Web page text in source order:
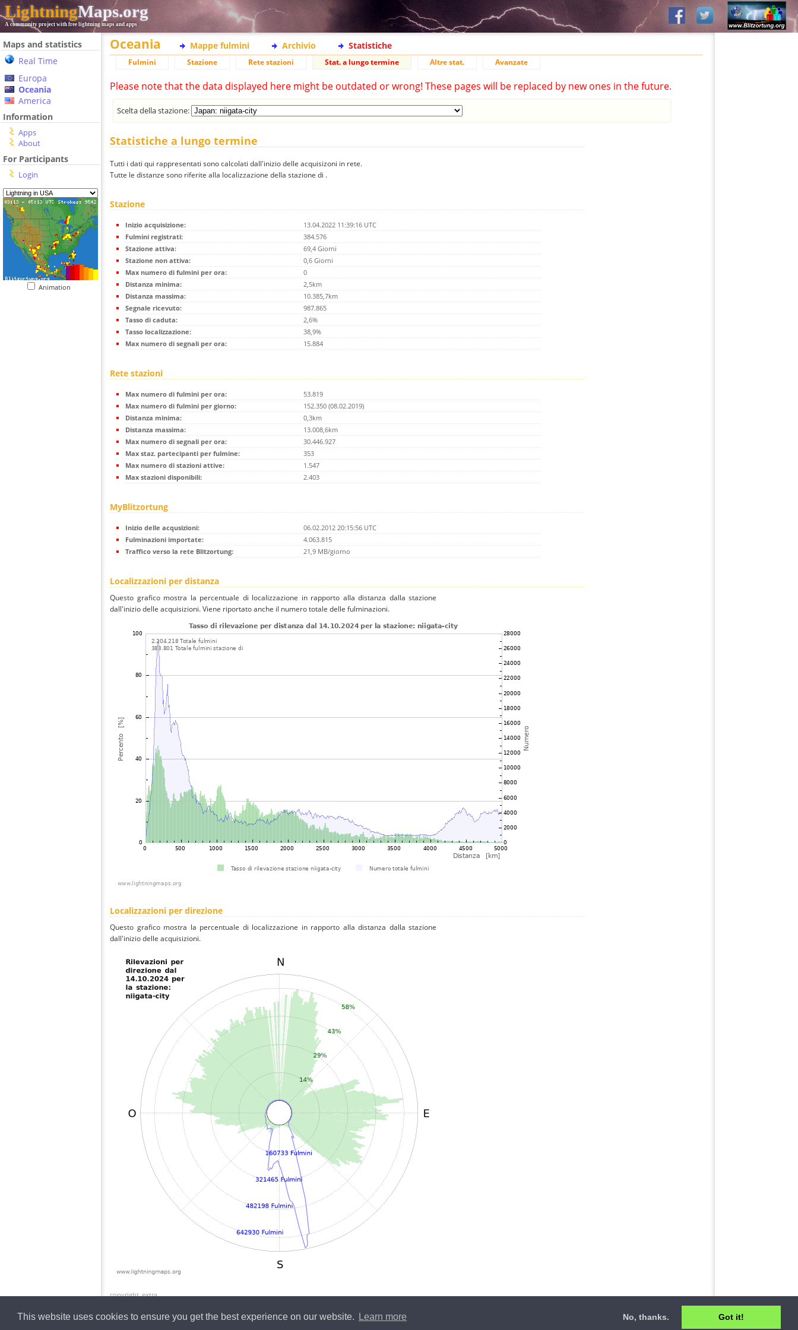
This website uses cookies to ensure you get the best experience on our website. Learn more No, thanks. Got it!
LightningMaps.org
A community project with free lightning maps and apps
Maps and statistics
Real Time
Europa
Oceania
America
Information
Apps
About
For Participants
Login
Animation
Oceania Mappe fulmini Archivio Statistiche
Fulmini Stazione Rete stazioni Stat. a lungo termine Altre stat. Avanzate
Please note that the data displayed here might be outdated or wrong! These pages will be replaced by new ones in the future.
Scelta della stazione:
Statistiche a lungo termine
Tutti i dati qui rappresentati sono calcolati dall'inizio delle acquisizoni in rete.
Tutte le distanze sono riferite alla localizzazione della stazione di .
Stazione
Inizio acquisizione:
13.04.2022 11:39:16 UTC
Fulmini registrati:
384.576
Stazione attiva:
69,4 Giorni
Stazione non attiva:
0,6 Giorni
Max numero di fulmini per ora:
0
Distanza minima:
2,5km
Distanza massima:
10.385,7km
Segnale ricevuto:
987.865
Tasso di caduta:
2,6%
Tasso localizzazione:
38,9%
Max numero di segnali per ora:
15.884
Rete stazioni
Max numero di fulmini per ora:
53.819
Max numero di fulmini per giorno:
152.350 (08.02.2019)
Distanza minima:
0,3km
Distanza massima:
13.008,6km
Max numero di segnali per ora:
30.446.927
Max staz. partecipanti per fulmine:
353
Max numero di stazioni attive:
1.547
Max stazioni disponibili:
2.403
MyBlitzortung
Inizio delle acqusizioni:
06.02.2012 20:15:56 UTC
Fulminazioni importate:
4.063.815
Traffico verso la rete Blitzortung:
21,9 MB/giorno
Localizzazioni per distanza
Questo grafico mostra la percentuale di localizzazione in rapporto alla distanza dalla stazione
dall'inizio delle acquisizioni. Viene riportato anche il numero totale delle fulminazioni.
Localizzazioni per direzione
Questo grafico mostra la percentuale di localizzazione in rapporto alla distanza dalla stazione
dall'inizio delle acquisizioni.
copyright_extra